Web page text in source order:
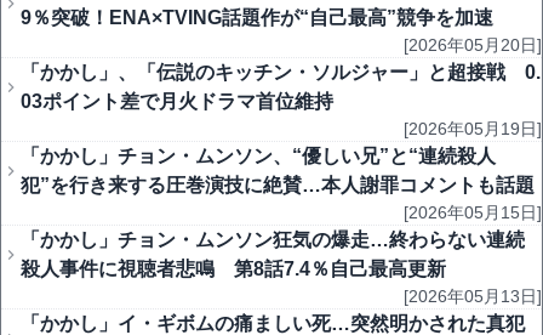
9％突破！ENA×TVING話題作が“自己最高”競争を加速
[2026年05月20日]
「かかし」、「伝説のキッチン・ソルジャー」と超接戦 0.
03ポイント差で月火ドラマ首位維持
[2026年05月19日]
「かかし」チョン・ムンソン、“優しい兄”と“連続殺人
犯”を行き来する圧巻演技に絶賛…本人謝罪コメントも話題
[2026年05月15日]
「かかし」チョン・ムンソン狂気の爆走…終わらない連続
殺人事件に視聴者悲鳴 第8話7.4％自己最高更新
[2026年05月13日]
「かかし」イ・ギボムの痛ましい死…突然明かされた真犯